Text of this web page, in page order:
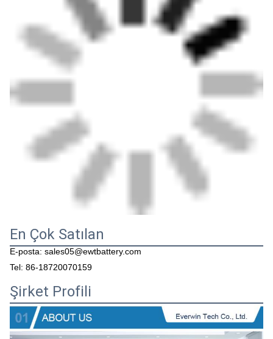
En Çok Satılan
E-posta: sales05@ewtbattery.com
Tel: 86-18720070159
Şirket Profili